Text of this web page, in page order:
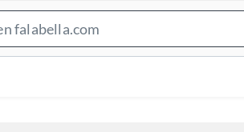
Bar